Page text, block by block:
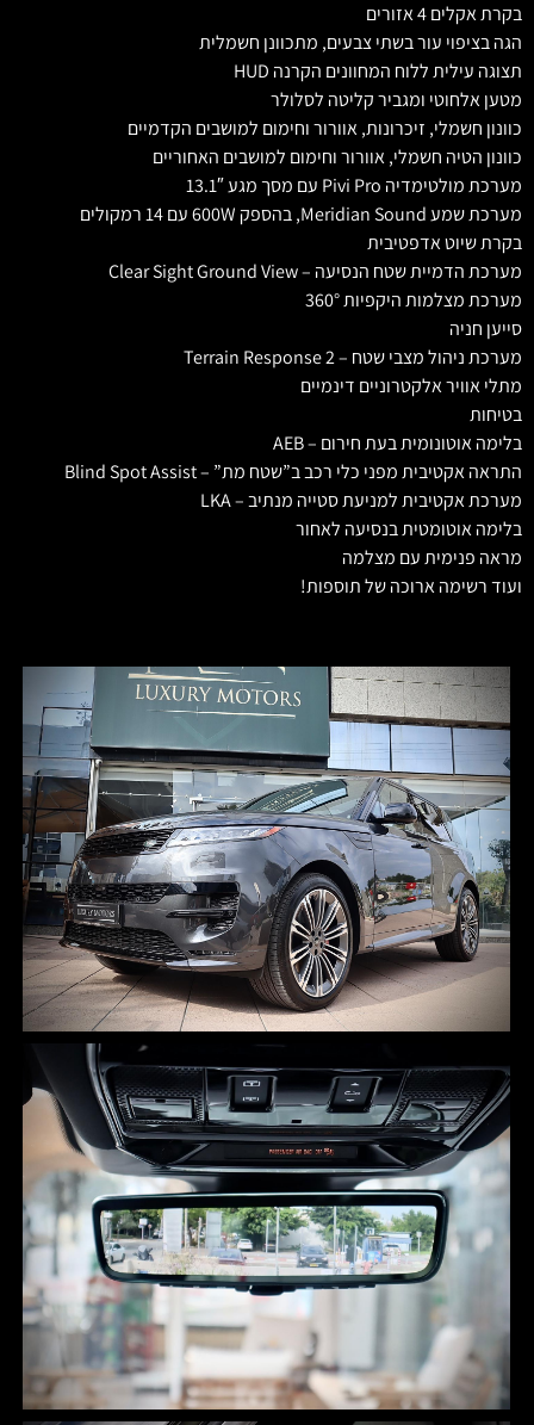
בקרת אקלים 4 אזורים
הגה בציפוי עור בשתי צבעים, מתכוונן חשמלית
תצוגה עילית ללוח המחוונים הקרנה HUD
מטען אלחוטי ומגביר קליטה לסלולר
כוונון חשמלי, זיכרונות, אוורור וחימום למושבים הקדמיים
כוונון הטיה חשמלי, אוורור וחימום למושבים האחוריים
מערכת מולטימדיה Pivi Pro עם מסך מגע 13.1″
מערכת שמע Meridian Sound, בהספק 600W עם 14 רמקולים
בקרת שיוט אדפטיבית
מערכת הדמיית שטח הנסיעה – Clear Sight Ground View
מערכת מצלמות היקפיות 360°
סייען חניה
מערכת ניהול מצבי שטח – Terrain Response 2
מתלי אוויר אלקטרוניים דינמיים
בטיחות
בלימה אוטונומית בעת חירום – AEB
התראה אקטיבית מפני כלי רכב ב”שטח מת” – Blind Spot Assist
מערכת אקטיבית למניעת סטייה מנתיב – LKA
בלימה אוטומטית בנסיעה לאחור
מראה פנימית עם מצלמה
ועוד רשימה ארוכה של תוספות!